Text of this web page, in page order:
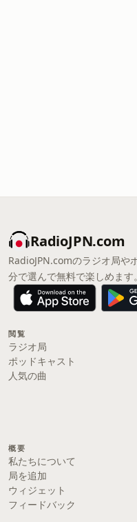
RadioJPN.com
RadioJPN.comのラジオ局や
分で選んで無料で楽しめます
閲覧
ラジオ局
ポッドキャスト
人気の曲
概要
私たちについて
局を追加
ウィジェット
フィードバック